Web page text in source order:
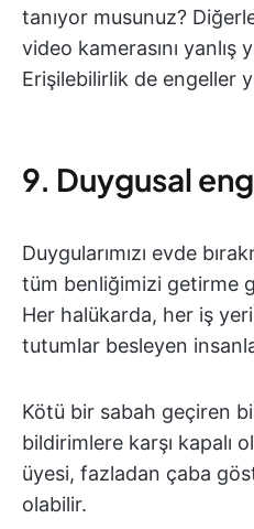
tanıyor musunuz?
video kamerasını yanlış
Erişilebilirlik de engeller
9. Duygusal
Duygularımızı evde
tüm benliğimizi getirme
Her halükarda, her iş
tutumlar besleyen
Kötü bir sabah geçiren
bildirimlere karşı kapalı
üyesi, fazladan çaba
olabilir.